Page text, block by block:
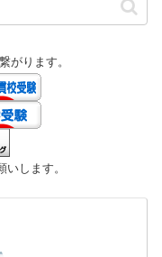
がります。
します。